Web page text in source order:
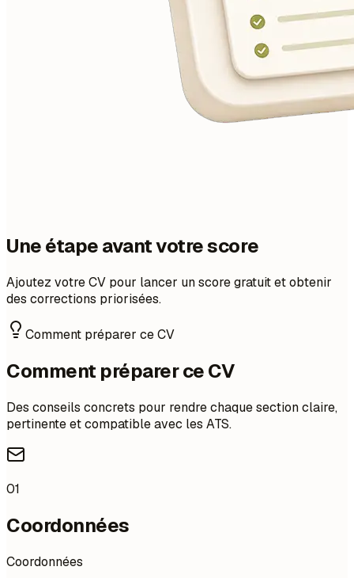
Une étape avant votre score
Ajoutez votre CV pour lancer un score gratuit et obtenir
des corrections priorisées.
Comment préparer ce CV
Comment préparer ce CV
Des conseils concrets pour rendre chaque section claire,
pertinente et compatible avec les ATS.
01
Coordonnées
Coordonnées